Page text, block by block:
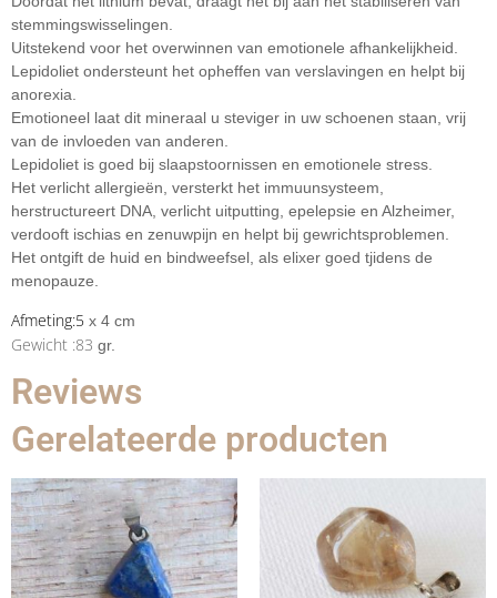
stemmingswisselingen.
Uitstekend voor het overwinnen van emotionele afhankelijkheid.
Lepidoliet ondersteunt het opheffen van verslavingen en helpt bij
anorexia.
Emotioneel laat dit mineraal u steviger in uw schoenen staan, vrij
van de invloeden van anderen.
Lepidoliet is goed bij slaapstoornissen en emotionele stress.
Het verlicht allergieën, versterkt het immuunsysteem,
herstructureert DNA, verlicht uitputting, epelepsie en Alzheimer,
verdooft ischias en zenuwpijn en helpt bij gewrichtsproblemen.
Het ontgift de huid en bindweefsel, als elixer goed tjidens de
menopauze.
Afmeting:5 x 4 cm
Gewicht :83 gr.
Reviews
Gerelateerde producten